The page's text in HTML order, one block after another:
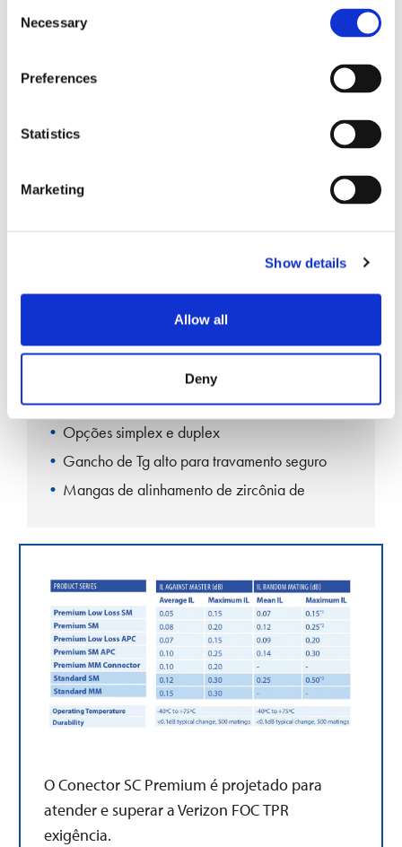
Selection
Necessary
Preferences
Statistics
Marketing
Show details
Allow all
Deny
Blocos de opção de obturador a laser -28dB
Gancho de Tg alto para travamento seguro
Proteção EMI
Opções simplex e duplex
Gancho de Tg alto para travamento seguro
Mangas de alinhamento de zircônia de
O Conector SC Premium é projetado para
atender e superar a Verizon FOCTPR
exigência.